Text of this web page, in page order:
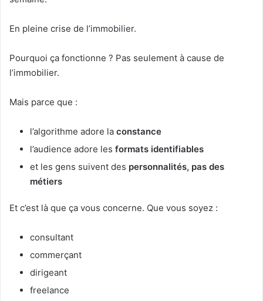
En pleine crise de l’immobilier.
Pourquoi ça fonctionne ? Pas seulement à cause de
l’immobilier.
Mais parce que :
l’algorithme adore la constance
l’audience adore les formats identifiables
et les gens suivent des personnalités, pas des
métiers
Et c’est là que ça vous concerne. Que vous soyez :
consultant
commerçant
dirigeant
freelance